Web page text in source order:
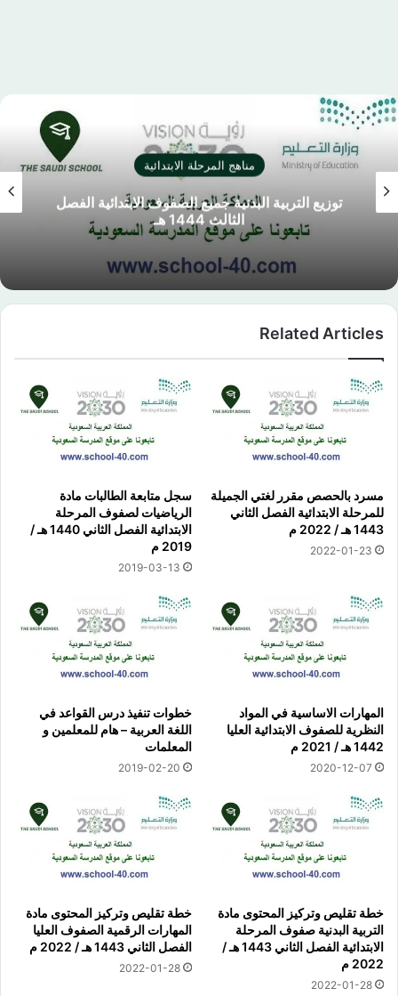
مناهج المرحلة الابتدائية
توزيع التربية البدنية جميع الصفوف الابتدائية الفصل
الثالث 1444 هـ
Related Articles
مسرد بالحصص مقرر لغتي الجميلة
للمرحلة الابتدائية الفصل الثاني
1443 هـ / 2022 م
2022-01-23
سجل متابعة الطالبات مادة
الرياضيات لصفوف المرحلة
الابتدائية الفصل الثاني 1440 هـ /
2019 م
2019-03-13
المهارات الاساسية في المواد
النظرية للصفوف الابتدائية العليا
1442 هـ / 2021 م
2020-12-07
خطوات تنفيذ درس القواعد في
اللغة العربية – هام للمعلمين و
المعلمات
2019-02-20
خطة تقليص وتركيز المحتوى مادة
التربية البدنية صفوف المرحلة
الابتدائية الفصل الثاني 1443 هـ /
2022 م
2022-01-28
خطة تقليص وتركيز المحتوى مادة
المهارات الرقمية الصفوف العليا
الفصل الثاني 1443 هـ / 2022 م
2022-01-28